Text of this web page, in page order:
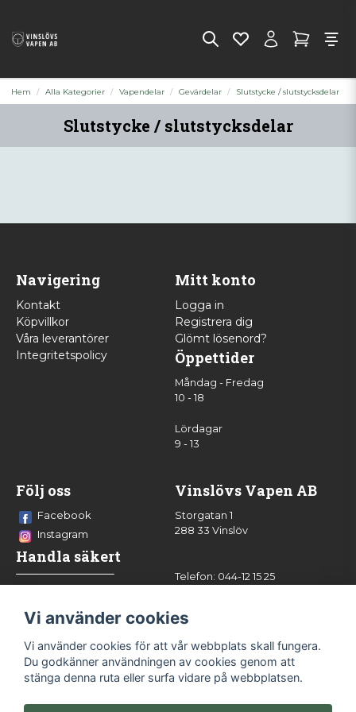
Hem Alla Kategorier Vapendelar Gevärdelar Slutstycke / slutstycksdelar
Slutstycke / slutstycksdelar
Navigering
Kontakt
Köpvillkor
Våra leverantörer
Integritetspolicy
Mitt konto
Logga in
Registrera dig
Glömt lösenord?
Öppettider
Måndag - Fredag
10 - 18
Lördagar
9 - 13
Följ oss
Facebook
Instagram
Handla säkert
Vinslövs Vapen AB
Storgatan 1
288 33 Vinslöv
Telefon: 044-12 15 25
Vi använder cookies
Vi använder cookies för att vår webbplats skall fungera.
Du godkänner användningen av cookies genom att
stänga denna ruta eller surfa vidare på webbplatsen.